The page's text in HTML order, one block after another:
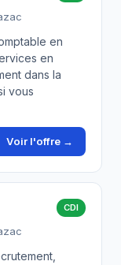
en
en
dans la
vous
Voir l'offre →
CDI